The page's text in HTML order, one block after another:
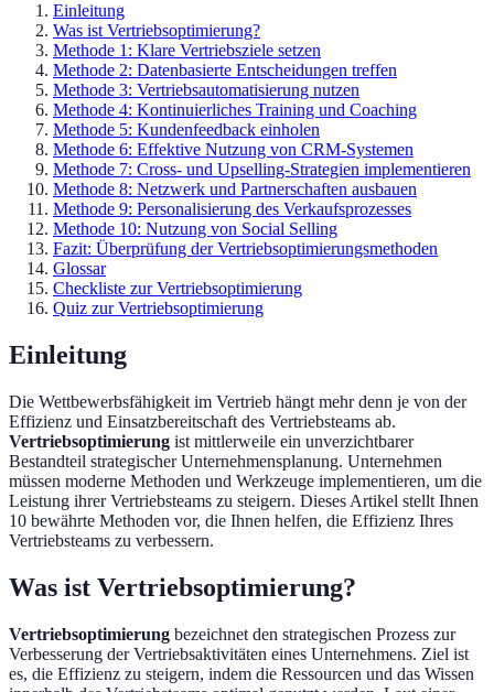
Einleitung
Was ist Vertriebsoptimierung?
Methode 1: Klare Vertriebsziele setzen
Methode 2: Datenbasierte Entscheidungen treffen
Methode 3: Vertriebsautomatisierung nutzen
Methode 4: Kontinuierliches Training und Coaching
Methode 5: Kundenfeedback einholen
Methode 6: Effektive Nutzung von CRM-Systemen
Methode 7: Cross- und Upselling-Strategien implementieren
Methode 8: Netzwerk und Partnerschaften ausbauen
Methode 9: Personalisierung des Verkaufsprozesses
Methode 10: Nutzung von Social Selling
Fazit: Überprüfung der Vertriebsoptimierungsmethoden
Glossar
Checkliste zur Vertriebsoptimierung
Quiz zur Vertriebsoptimierung
Einleitung
Die Wettbewerbsfähigkeit im Vertrieb hängt mehr denn je von der
Effizienz und Einsatzbereitschaft des Vertriebsteams ab.
Vertriebsoptimierung ist mittlerweile ein unverzichtbarer
Bestandteil strategischer Unternehmensplanung. Unternehmen
müssen moderne Methoden und Werkzeuge implementieren, um die
Leistung ihrer Vertriebsteams zu steigern. Dieses Artikel stellt Ihnen
10 bewährte Methoden vor, die Ihnen helfen, die Effizienz Ihres
Vertriebsteams zu verbessern.
Was ist Vertriebsoptimierung?
Vertriebsoptimierung bezeichnet den strategischen Prozess zur
Verbesserung der Vertriebsaktivitäten eines Unternehmens. Ziel ist
es, die Effizienz zu steigern, indem die Ressourcen und das Wissen